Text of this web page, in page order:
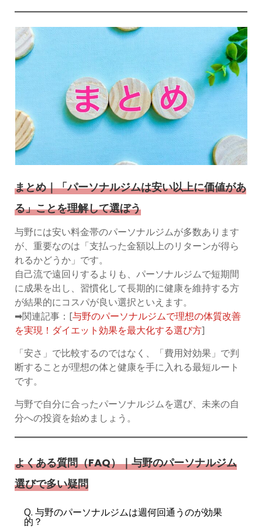
まとめ｜「パーソナルジムは安い以上に価値があ
る」ことを理解して選ぼう
与野には安い料金帯のパーソナルジムが多数あります
が、重要なのは「支払った金額以上のリターンが得ら
れるかどうか」です。
自己流で遠回りするよりも、パーソナルジムで短期間
に成果を出し、習慣化して長期的に健康を維持する方
が結果的にコスパが良い選択といえます。
➡関連記事：[与野のパーソナルジムで理想の体質改善
を実現！ダイエット効果を最大化する選び方]
「安さ」で比較するのではなく、「費用対効果」で判
断することが理想の体と健康を手に入れる最短ルート
です。
与野で自分に合ったパーソナルジムを選び、未来の自
分への投資を始めましょう。
よくある質問（FAQ）｜与野のパーソナルジム
選びで多い疑問
Q. 与野のパーソナルジムは週何回通うのが効果
的？